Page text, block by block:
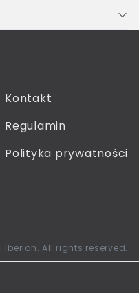
Kontakt
Regulamin
Polityka prywatności
All rights reserved.